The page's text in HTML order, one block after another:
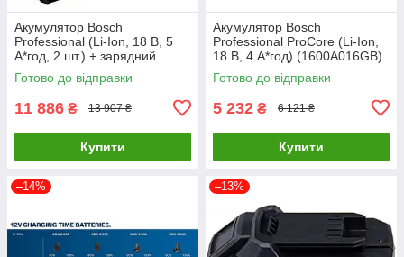
Акумулятор Bosch
Professional (Li-Ion, 18 В, 5
А*год, 2 шт.) + зарядний
пристрій Bosch GAL1880 CV
(1600A00B8J)
Готово до відправки
11 886 ₴ 13 907 ₴
Купити
Акумулятор Bosch
Professional ProCore (Li-Ion,
18 В, 4 А*год) (1600A016GB)
Готово до відправки
5 232 ₴ 6 121 ₴
Купити
–14% –13%